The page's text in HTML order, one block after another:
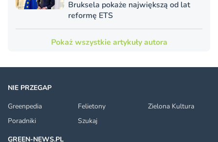
Bruksela pokaże największą od lat
reformę ETS
Pokaż wszystkie artykuły autora
NIE PRZEGAP
Greenpedia
Felietony
Zielona Kultura
Poradniki
Szukaj
GREEN-NEWS.PL